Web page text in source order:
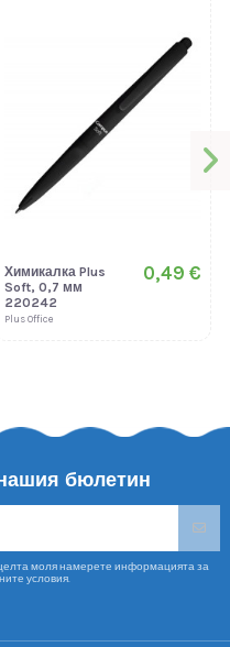
Химикалка Plus
Soft, 0,7 мм
220242
Plus Office
0,49 €
бюлетин
моля намерете информацията за
условия.